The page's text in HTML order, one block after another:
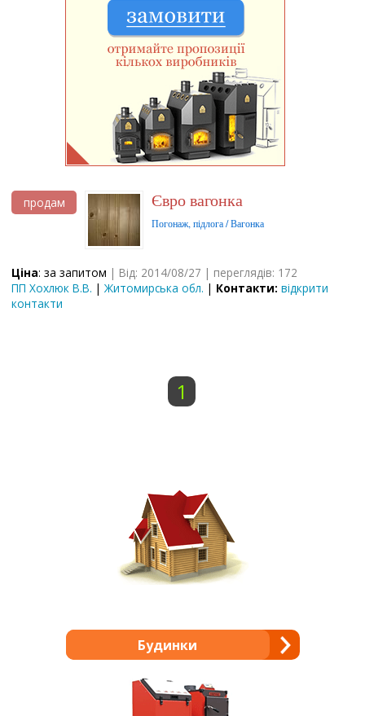
продам Євро вагонка
Погонаж, підлога / Вагонка
Ціна: за запитом | Від: 2014/08/27 | переглядів: 172
ПП Хохлюк В.В. |Житомирська обл. | Контакти: відкрити
контакти
1
Будинки